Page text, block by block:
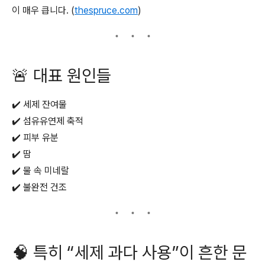
이 매우 큽니다. (thespruce.com)
🚨 대표 원인들
✔️ 세제 잔여물
✔️ 섬유유연제 축적
✔️ 피부 유분
✔️ 땀
✔️ 물 속 미네랄
✔️ 불완전 건조
🧠 특히 “세제 과다 사용”이 흔한 문